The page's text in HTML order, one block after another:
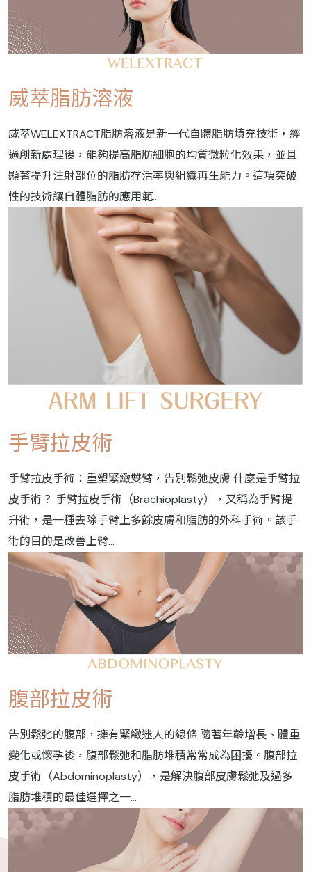
威萃脂肪溶液
威萃WELEXTRACT脂肪溶液是新一代自體脂肪填充技術，經
過創新處理後，能夠提高脂肪細胞的均質微粒化效果，並且
顯著提升注射部位的脂肪存活率與組織再生能力。這項突破
性的技術讓自體脂肪的應用範...
手臂拉皮術
手臂拉皮手術：重塑緊緻雙臂，告別鬆弛皮膚 什麼是手臂拉
皮手術？ 手臂拉皮手術（Brachioplasty），又稱為手臂提
升術，是一種去除手臂上多餘皮膚和脂肪的外科手術。該手
術的目的是改善上臂...
腹部拉皮術
告別鬆弛的腹部，擁有緊緻迷人的線條 隨著年齡增長、體重
變化或懷孕後，腹部鬆弛和脂肪堆積常常成為困擾。腹部拉
皮手術（Abdominoplasty），是解決腹部皮膚鬆弛及過多
脂肪堆積的最佳選擇之一...